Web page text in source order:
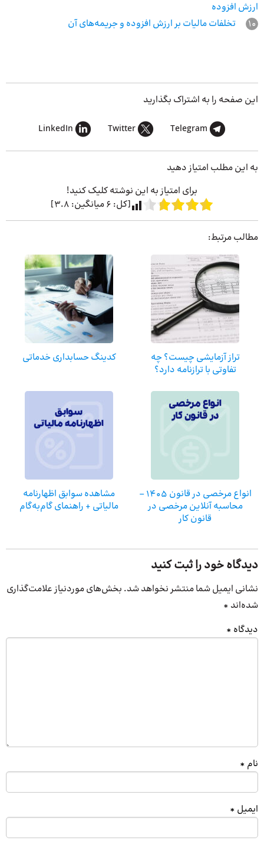
ارزش افزوده
10
تخلفات مالیات بر ارزش افزوده و جریمه‌های آن
این صفحه را به اشتراک بگذارید
Telegram
Twitter
LinkedIn
به این مطلب امتیاز دهید
برای امتیاز به این نوشته کلیک کنید!
[کل: 6میانگین: 3.8
]
مطالب مرتبط:
تراز آزمایشی چیست؟ چه
تفاوتی با ترازنامه دارد؟
کدینگ حسابداری خدماتی
انواع مرخصی در قانون 1405 –
محاسبه آنلاین مرخصی در
قانون کار
مشاهده سوابق اظهارنامه
مالیاتی + راهنمای گام‌به‌گام
دیدگاه خود را ثبت کنید
نشانی ایمیل شما منتشر نخواهد شد. بخش‌های موردنیاز علامت‌گذاری
شده‌اند *
دیدگاه *
نام *
ایمیل *